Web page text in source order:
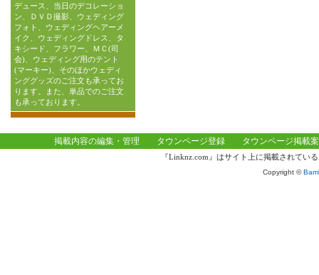
デュース、当日のデコレーショ
ン、ＤＶＤ撮影、ウェディング
フォト、ウェディングヘアーメ
イク、ウェディングドレス、タ
キシード、フラワー、ＭＣ(司
会)、ウェディング用のテント
(マーキー)、そのほかウェディ
ンググッズのご注文も承ってお
ります。また、単品でのご注文
も承っております。
掲載内容の編集・管理 タウンページ登録 タウンページ掲載
『Linknz.com』はサイト上に掲載されてい
Copyright ©